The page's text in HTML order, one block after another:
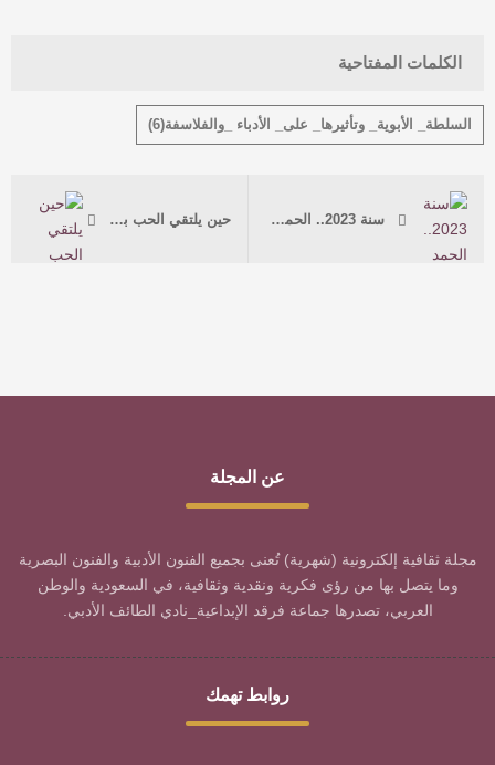
الكلمات المفتاحية
السلطة_ الأبوية_ وتأثيرها_ على_ الأدباء _والفلاسفة(6)
سنة 2023.. الحمد والشكر لله حين يلتقي الحب بالتقاليد.. حكاية تبحث عن قارئها (تأملات في صراع لا ينتهي)
عن المجلة
مجلة ثقافية إلكترونية (شهرية) تُعنى بجميع الفنون الأدبية والفنون البصرية
وما يتصل بها من رؤى فكرية ونقدية وثقافية، في السعودية والوطن
العربي، تصدرها جماعة فرقد الإبداعية_نادي الطائف الأدبي.
روابط تهمك